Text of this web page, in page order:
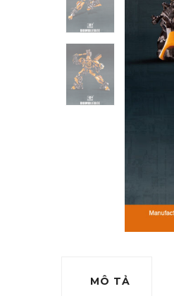
MÔ TẢ